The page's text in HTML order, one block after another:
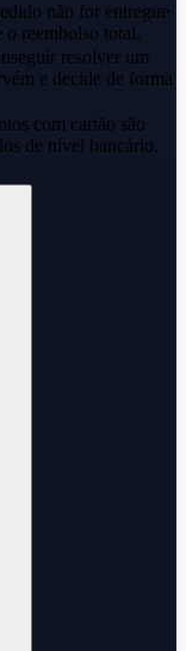
não for entregue
o reembolso total.
resolver um
e decide de forma
com cartão são
de nível bancário.